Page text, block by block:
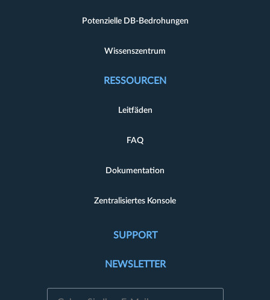
Potenzielle DB-Bedrohungen
Wissenszentrum
RESSOURCEN
Leitfäden
FAQ
Dokumentation
Zentralisiertes Konsole
SUPPORT
NEWSLETTER